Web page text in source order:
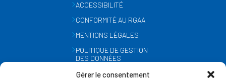
Gérer le consentement
ACCESSIBILITÉ
CONFORMITÉ AU RGAA
MENTIONS LÉGALES
POLITIQUE DE GESTION
DES DONNÉES